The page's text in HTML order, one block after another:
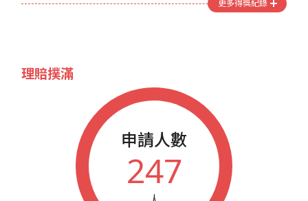
2019
春季藍鵲業務大會績優人員
秋季藍鵲業務大會績優人員
春季藍鵲業務大會績優人員
秋季藍鵲業務大會績優人員
春季藍鵲業務大會績優人員
秋季藍鵲業務大會績優人員
更多得獎紀錄
理賠撲滿
申請人數
247